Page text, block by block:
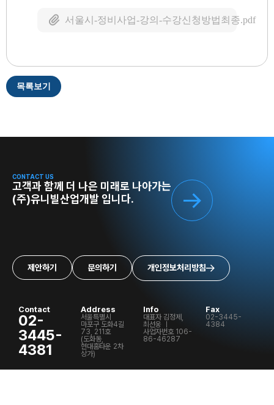
서울시-정비사업-강의-수강신청방법최종.pdf
목록보기
CONTACT US
고객과 함께 더 나은 미래로 나아가는
(주)유니빌산업개발 입니다.
제안하기 문의하기 개인정보처리방침
Contact
02-
3445-
4381
Address
서울특별시
마포구 도화4길
73, 211호
(도화동,
현대홈타운 2차
상가)
Info
대표자 김정제,
최선웅 ㅣ
사업자번호 106-
86-46287
Fax
02-3445-
4384